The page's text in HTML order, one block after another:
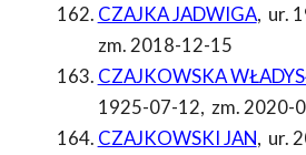
CZAJKA JADWIGA, ur.
zm. 2018-12-15
CZAJKOWSKA
1925-07-12, zm. 2020-
CZAJKOWSKI JAN, ur.